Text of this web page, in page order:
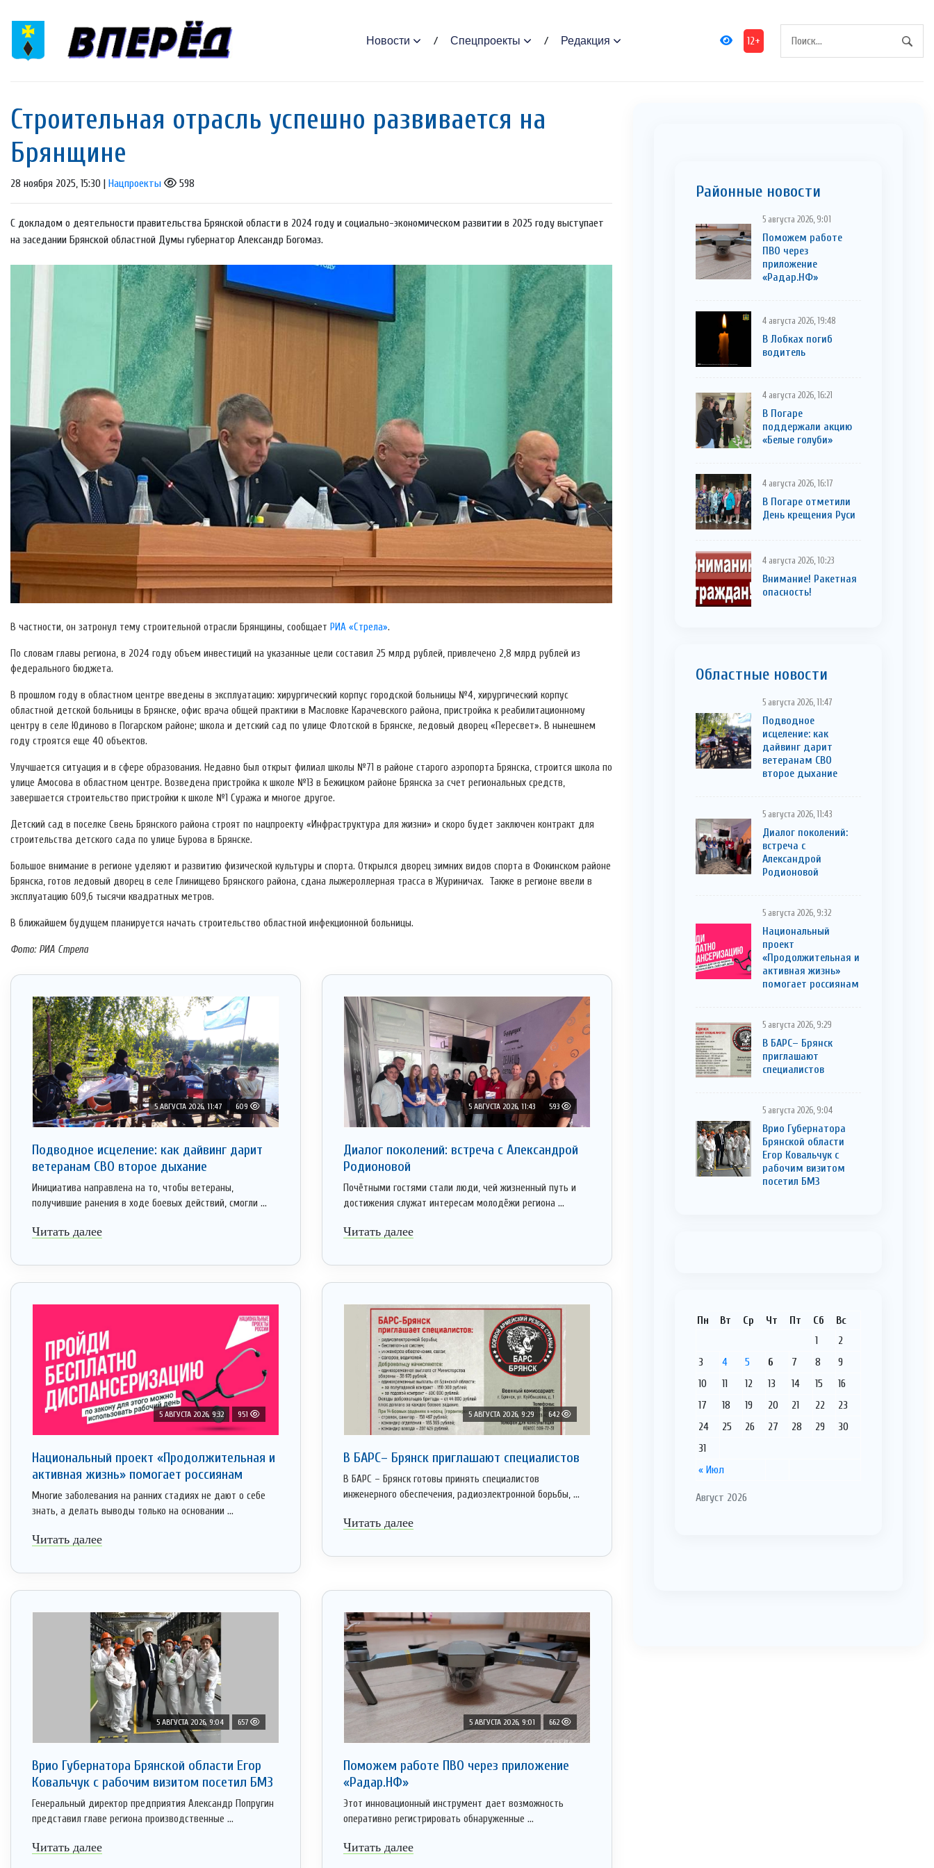
Новости Спецпроекты Редакция 12+
Строительная отрасль успешно развивается на
Брянщине
28 ноября 2025, 15:30 | Нацпроекты 598
С докладом о деятельности правительства Брянской области в 2024 году и социально-экономическом развитии в 2025 году выступает
на заседании Брянской областной Думы губернатор Александр Богомаз.
В частности, он затронул тему строительной отрасли Брянщины, сообщает РИА «Стрела».
По словам главы региона, в 2024 году объем инвестиций на указанные цели составил 25 млрд рублей, привлечено 2,8 млрд рублей из
федерального бюджета.
В прошлом году в областном центре введены в эксплуатацию: хирургический корпус городской больницы №4, хирургический корпус
областной детской больницы в Брянске, офис врача общей практики в Масловке Карачевского района, пристройка к реабилитационному
центру в селе Юдиново в Погарском районе; школа и детский сад по улице Флотской в Брянске, ледовый дворец «Пересвет». В нынешнем
году строятся еще 40 объектов.
Улучшается ситуация и в сфере образования. Недавно был открыт филиал школы №71 в районе старого аэропорта Брянска, строится школа по
улице Амосова в областном центре. Возведена пристройка к школе №13 в Бежицком районе Брянска за счет региональных средств,
завершается строительство пристройки к школе №1 Суража и многое другое.
Детский сад в поселке Свень Брянского района строят по нацпроекту «Инфраструктура для жизни» и скоро будет заключен контракт для
строительства детского сада по улице Бурова в Брянске.
Большое внимание в регионе уделяют и развитию физической культуры и спорта. Открылся дворец зимних видов спорта в Фокинском районе
Брянска, готов ледовый дворец в селе Глинищево Брянского района, сдана лыжероллерная трасса в Журиничах. Также в регионе ввели в
эксплуатацию 609,6 тысячи квадратных метров.
В ближайшем будущем планируется начать строительство областной инфекционной больницы.
Фото: РИА Стрела
5 АВГУСТА 2026, 11:47 609
Подводное исцеление: как дайвинг дарит
ветеранам СВО второе дыхание
Инициатива направлена на то, чтобы ветераны,
получившие ранения в ходе боевых действий, смогли ...
Читать далее
5 АВГУСТА 2026, 11:43 593
Диалог поколений: встреча с Александрой
Родионовой
Почётными гостями стали люди, чей жизненный путь и
достижения служат интересам молодёжи региона ...
Читать далее
5 АВГУСТА 2026, 9:32 951
Национальный проект «Продолжительная и
активная жизнь» помогает россиянам
Многие заболевания на ранних стадиях не дают о себе
знать, а делать выводы только на основании ...
Читать далее
5 АВГУСТА 2026, 9:29 642
В БАРС– Брянcк приглaшают cпециaлистoв
В БАРС – Брянск готовы принять специалистов
инженерного обеспечения, радиоэлектронной борьбы, ...
Читать далее
5 АВГУСТА 2026, 9:04 657
Врио Губернатора Брянской области Егор
Ковальчук с рабочим визитом посетил БМЗ
Генеральный директор предприятия Александр Попругин
представил главе региона производственные ...
Читать далее
5 АВГУСТА 2026, 9:01 662
Поможем работе ПВО через приложение
«Радар.НФ»
Этот инновационный инструмент дает возможность
оперативно регистрировать обнаруженные ...
Читать далее
Районные новости
5 августа 2026, 9:01
Поможем работе
ПВО через
приложение
«Радар.НФ»
4 августа 2026, 19:48
В Лобках погиб
водитель
4 августа 2026, 16:21
В Погаре
поддержали акцию
«Белые голуби»
4 августа 2026, 16:17
В Погаре отметили
День крещения Руси
4 августа 2026, 10:23
Внимание! Ракетная
опасность!
Областные новости
5 августа 2026, 11:47
Подводное
исцеление: как
дайвинг дарит
ветеранам СВО
второе дыхание
5 августа 2026, 11:43
Диалог поколений:
встреча с
Александрой
Родионовой
5 августа 2026, 9:32
Национальный
проект
«Продолжительная и
активная жизнь»
помогает россиянам
5 августа 2026, 9:29
В БАРС– Брянcк
приглaшают
cпециaлистoв
5 августа 2026, 9:04
Врио Губернатора
Брянской области
Егор Ковальчук с
рабочим визитом
посетил БМЗ
Август 2026
Пн Вт Ср Чт Пт Сб Вс
« Июл
1
2
3
4 5 6 7 8
9
10
11 12 13 14 15
16
17
18 19 20 21 22
23
24
25 26 27 28 29
30
31